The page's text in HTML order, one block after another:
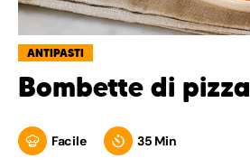
ANTIPASTI
Bombette di pizza
Facile 35 Min